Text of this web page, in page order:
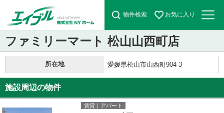
物件検索 お気に入り
ファミリーマート 松山山西町店
所在地 愛媛県松山市山西町904-3
施設周辺の物件
賃貸｜アパート